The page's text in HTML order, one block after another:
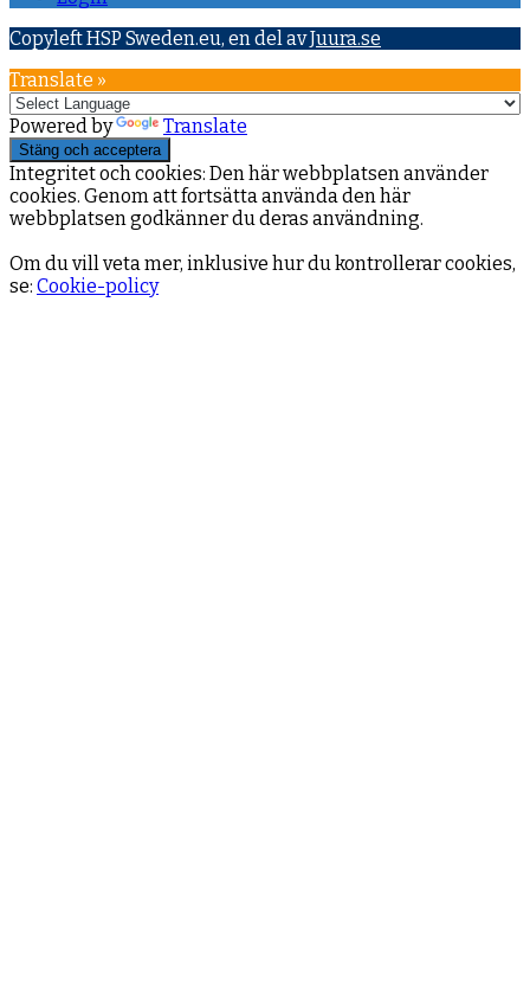
Copyleft HSP Sweden.eu, en del avJuura.se
Translate »
Powered by Translate
Integritet och cookies: Den här webbplatsen använder
cookies. Genom att fortsätta använda den här
webbplatsen godkänner du deras användning.
Om du vill veta mer, inklusive hur du kontrollerar cookies,
se: Cookie-policy